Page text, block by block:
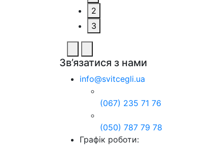
2
3
Зв’язатися з нами
info@svitcegli.ua
(067) 235 71 76
(050) 787 79 78
Графік роботи: